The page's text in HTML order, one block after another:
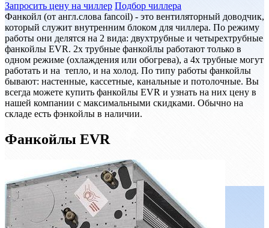
Запросить цену на чиллер Подбор чиллера
Фанкойл (от англ.слова fancoil) - это вентиляторный доводчик,
который служит внутренним блоком для чиллера. По режиму
работы они делятся на 2 вида: двухтрубные и четырехтрубные
фанкойлы EVR. 2х трубные фанкойлы работают только в
одном режиме (охлаждения или обогрева), а 4х трубные могут
работать и на тепло, и на холод. По типу работы фанкойлы
бывают: настенные, кассетные, канальные и потолочные. Вы
всегда можете купить фанкойлы EVR и узнать на них цену в
нашей компании с максимальными скидками. Обычно на
складе есть фэнкойлы в наличии.
Фанкойлы EVR